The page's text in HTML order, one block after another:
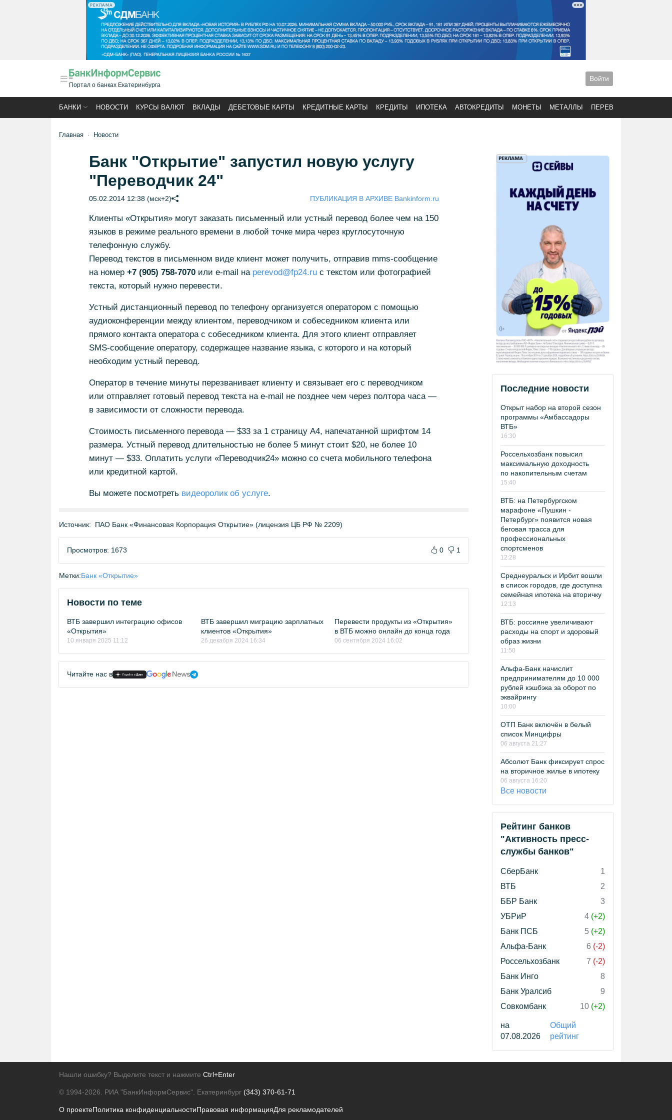
РЕКЛАМА
Портал о банках Екатеринбурга
Войти
БАНКИ НОВОСТИ КУРСЫ ВАЛЮТ ВКЛАДЫ ДЕБЕТОВЫЕ КАРТЫ КРЕДИТНЫЕ КАРТЫ КРЕДИТЫ ИПОТЕКА АВТОКРЕДИТЫ МОНЕТЫ МЕТАЛЛЫ ПЕРЕВОДЫ
Главная Новости
Банк "Открытие" запустил новую услугу
"Переводчик 24"
05.02.2014 12:38 (мск+2) ПУБЛИКАЦИЯ В АРХИВЕ Bankinform.ru
Клиенты «Открытия» могут заказать письменный или устный перевод более чем на 150
языков в режиме реального времени в любой точке мира через круглосуточную
телефонную службу.
Перевод текстов в письменном виде клиент может получить, отправив mms-сообщение
на номер +7 (905) 758-7070или e-mail на perevod@fp24.ruс текстом или фотографией
текста, который нужно перевести.
Устный дистанционный перевод по телефону организуется оператором с помощью
аудиоконференции между клиентом, переводчиком и собеседником клиента или
прямого контакта оператора с собеседником клиента. Для этого клиент отправляет
SMS-сообщение оператору, содержащее название языка, с которого и на который
необходим устный перевод.
Оператор в течение минуты перезванивает клиенту и связывает его с переводчиком
или отправляет готовый перевод текста на e-mail не позднее чем через полтора часа —
в зависимости от сложности перевода.
Стоимость письменного перевода — $33 за 1 страницу А4, напечатанной шрифтом 14
размера. Устный перевод длительностью не более 5 минут стоит $20, не более 10
минут — $33. Оплатить услуги «Переводчик24» можно со счета мобильного телефона
или кредитной картой.
Вы можете посмотреть видеоролик об услуге.
Источник: ПАО Банк «Финансовая Корпорация Открытие» (лицензия ЦБ РФ № 2209)
Просмотров: 1673 0 1
Метки:Банк «Открытие»
Новости по теме
ВТБ завершил интеграцию офисов
«Открытия»
10 января 2025 11:12
ВТБ завершил миграцию зарплатных
клиентов «Открытия»
26 декабря 2024 16:34
Перевести продукты из «Открытия»
в ВТБ можно онлайн до конца года
06 сентября 2024 16:02
Читайте нас в
Последние новости
Открыт набор на второй сезон
программы «Амбассадоры
ВТБ»
16:30
Россельхозбанк повысил
максимальную доходность
по накопительным счетам
15:40
ВТБ: на Петербургском
марафоне «Пушкин -
Петербург» появится новая
беговая трасса для
профессиональных
спортсменов
12:28
Среднеуральск и Ирбит вошли
в список городов, где доступна
семейная ипотека на вторичку
12:13
ВТБ: россияне увеличивают
расходы на спорт и здоровый
образ жизни
11:50
Альфа-Банк начислит
предпринимателям до 10 000
рублей кэшбэка за оборот по
эквайрингу
10:00
ОТП Банк включён в белый
список Минцифры
06 августа 21:27
Абсолют Банк фиксирует спрос
на вторичное жилье в ипотеку
06 августа 16:20
Все новости
Рейтинг банков
"Активность пресс-
службы банков"
СберБанк
1
ВТБ
2
ББР Банк
3
УБРиР
4 (+2)
Банк ПСБ
5 (+2)
Альфа-Банк
6 (-2)
Россельхозбанк
7 (-2)
Банк Инго
8
Банк Уралсиб
9
Совкомбанк
10 (+2)
на
07.08.2026
Общий
рейтинг
Нашли ошибку? Выделите текст и нажмите Ctrl+Enter
© 1994-2026. РИА "БанкИнформСервис". Екатеринбург (343) 370-61-71
О проектеПолитика конфиденциальностиПравовая информацияДля рекламодателей